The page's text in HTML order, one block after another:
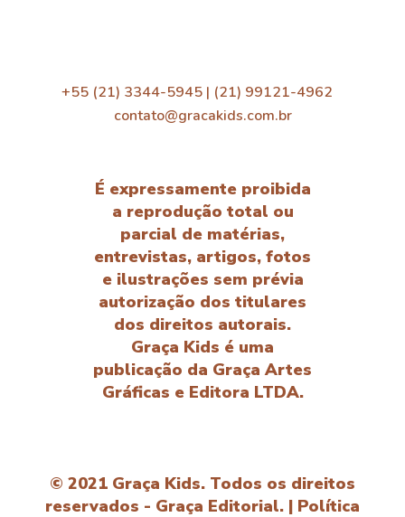
+55 (21) 3344-5945 | (21) 99121-4962
contato@gracakids.com.br
É expressamente proibida
a reprodução total ou
parcial de matérias,
entrevistas, artigos, fotos
e ilustrações sem prévia
autorização dos titulares
dos direitos autorais.
Graça Kids é uma
publicação da Graça Artes
Gráficas e Editora LTDA.
© 2021 Graça Kids. Todos os direitos
reservados - Graça Editorial. | Política